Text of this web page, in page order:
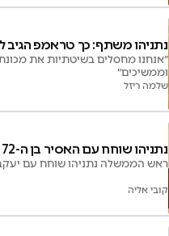
נתניהו משתף: כך טראמפ הגיב
״אנחנו מחסלים בשיטתיות את
וממשיכים״
שלמה ריזל
נתניהו שוחח עם האסיר בן ה-72 שנחת בישראל
ראש הממשלה נתניהו שוחח עם יעקב הררי בו ה-72 שנחת בישראל, שעות אחרי
קובי אליה